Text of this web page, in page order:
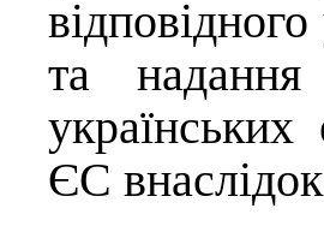
та надання
ЄС